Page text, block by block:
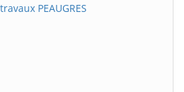
PEAUGRES